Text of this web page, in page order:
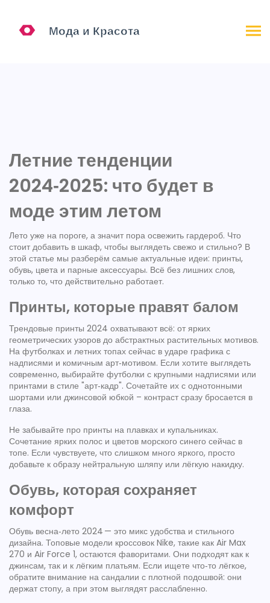
Летние тенденции
2024‑2025: что будет в
моде этим летом
Лето уже на пороге, а значит пора освежить гардероб. Что
стоит добавить в шкаф, чтобы выглядеть свежо и стильно? В
этой статье мы разберём самые актуальные идеи: принты,
обувь, цвета и парные аксессуары. Всё без лишних слов,
только то, что действительно работает.
Принты, которые правят балом
Трендовые принты 2024 охватывают всё: от ярких
геометрических узоров до абстрактных растительных мотивов.
На футболках и летних топах сейчас в ударе графика с
надписями и комичным арт‑мотивом. Если хотите выглядеть
современно, выбирайте футболки с крупными надписями или
принтами в стиле "арт‑кадр". Сочетайте их с однотонными
шортами или джинсовой юбкой – контраст сразу бросается в
глаза.
Не забывайте про принты на плавках и купальниках.
Сочетание ярких полос и цветов морского синего сейчас в
топе. Если чувствуете, что слишком много яркого, просто
добавьте к образу нейтральную шляпу или лёгкую накидку.
Обувь, которая сохраняет
комфорт
Обувь весна‑лето 2024 — это микс удобства и стильного
дизайна. Топовые модели кроссовок Nike, такие как Air Max
270 и Air Force 1, остаются фаворитами. Они подходят как к
джинсам, так и к лёгким платьям. Если ищете что‑то лёгкое,
обратите внимание на сандалии с плотной подошвой: они
держат стопу, а при этом выглядят расслабленно.